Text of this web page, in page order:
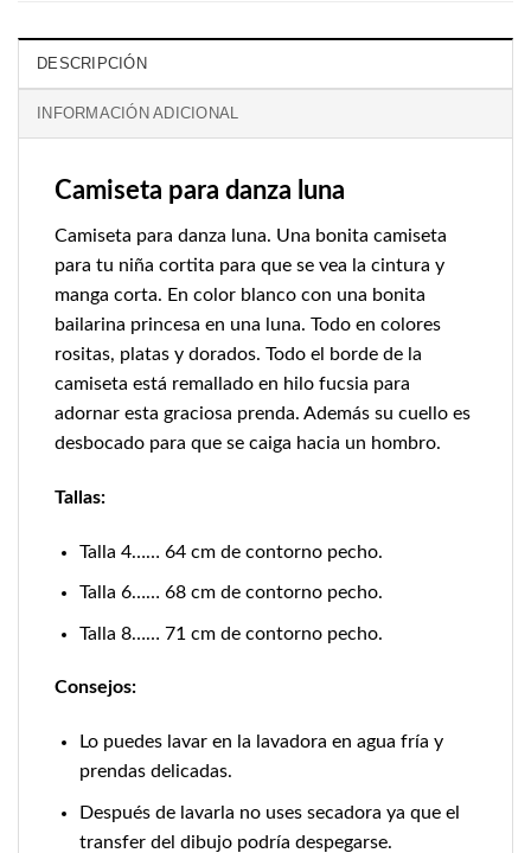
DESCRIPCIÓN
INFORMACIÓN ADICIONAL
Camiseta para danza luna
Camiseta para danza luna. Una bonita camiseta
para tu niña cortita para que se vea la cintura y
manga corta. En color blanco con una bonita
bailarina princesa en una luna. Todo en colores
rositas, platas y dorados. Todo el borde de la
camiseta está remallado en hilo fucsia para
adornar esta graciosa prenda. Además su cuello es
desbocado para que se caiga hacia un hombro.
Tallas:
Talla 4…… 64 cm de contorno pecho.
Talla 6…… 68 cm de contorno pecho.
Talla 8…… 71 cm de contorno pecho.
Consejos:
Lo puedes lavar en la lavadora en agua fría y
prendas delicadas.
Después de lavarla no uses secadora ya que el
transfer del dibujo podría despegarse.